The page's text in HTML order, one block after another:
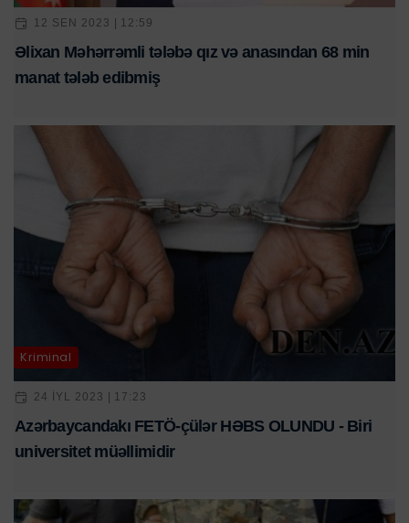
12 SEN 2023 | 12:59
Əlixan Məhərrəmli tələbə qız və anasından 68 min
manat tələb edibmiş
Kriminal
24 IYL 2023 | 17:23
Azərbaycandakı FETÖ-çülər HƏBS OLUNDU - Biri
universitet müəllimidir